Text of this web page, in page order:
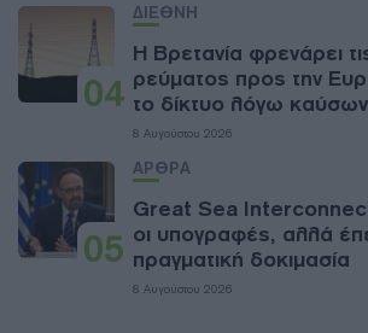
04
ΔΙΕΘΝΗ
Η Βρετανία φρενάρει
ρεύματος προς την
το δίκτυο λόγω
8 Αυγούστου 2026
05
ΑΡΘΡΑ
Great Sea
οι υπογραφές, αλλά
πραγματική δοκιμασία
8 Αυγούστου 2026